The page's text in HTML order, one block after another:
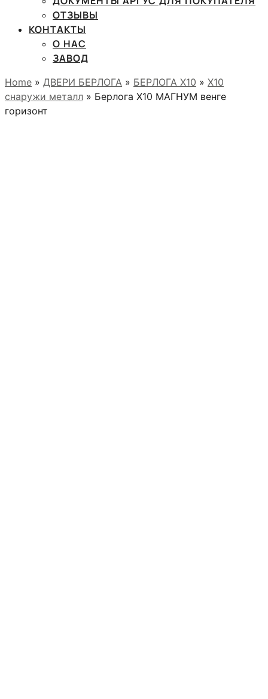
ОТЗЫВЫ
КОНТАКТЫ
О НАС
ЗАВОД
Home » ДВЕРИ БЕРЛОГА » БЕРЛОГА Х10 » X10
снаружи металл » Берлога Х10 МАГНУМ венге
горизонт